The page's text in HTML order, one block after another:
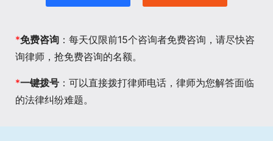
*免费咨询 ：每天仅限前15个咨询者免费咨询，请尽快咨
询律师，抢免费咨询的名额。
*一键拨号 ：可以直接拨打律师电话，律师为您解答面临
的法律纠纷难题。